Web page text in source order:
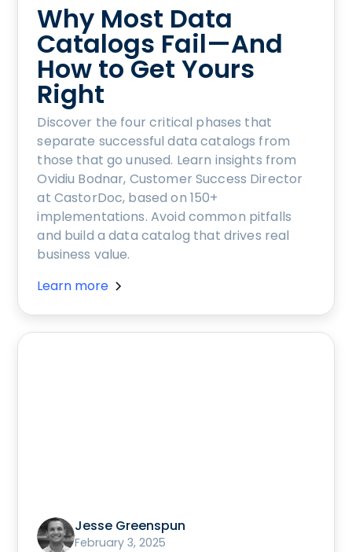
Why Most Data
Catalogs Fail—And
How to Get Yours
Right
Discover the four critical phases that
separate successful data catalogs from
those that go unused. Learn insights from
Ovidiu Bodnar, Customer Success Director
at CastorDoc, based on 150+
implementations. Avoid common pitfalls
and build a data catalog that drives real
business value.
Learn more
Jesse Greenspun
February 3, 2025